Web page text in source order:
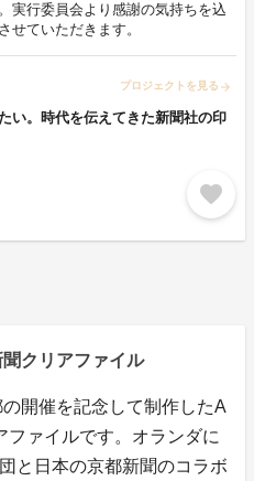
実行委員会より感謝の気持ちを込
せていただきます。
プロジェクトを見る arrow_forward
い。時代を伝えてきた新聞社の印
favorite
聞クリアファイル
開催を記念して制作したA
ァイルです。オランダに
と日本の京都新聞のコラボ